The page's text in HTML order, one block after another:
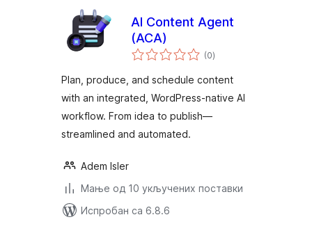
AI Content Agent
(ACA)
(0укупних
оцена
)
Plan, produce, and schedule content
with an integrated, WordPress‑native AI
workflow. From idea to publish—
streamlined and automated.
Adem Isler
Мање од 10 укључених поставки
Испробан са 6.8.6